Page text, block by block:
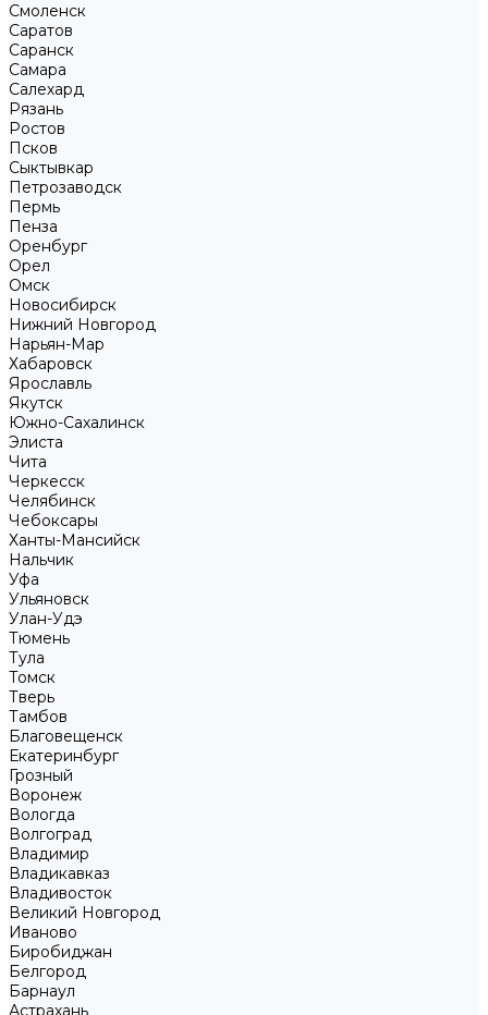
Смоленск
Саратов
Саранск
Самара
Салехард
Рязань
Ростов
Псков
Сыктывкар
Петрозаводск
Пермь
Пенза
Оренбург
Орел
Омск
Новосибирск
Нижний Новгород
Нарьян-Мар
Хабаровск
Ярославль
Якутск
Южно-Сахалинск
Элиста
Чита
Черкесск
Челябинск
Чебоксары
Ханты-Мансийск
Нальчик
Уфа
Ульяновск
Улан-Удэ
Тюмень
Тула
Томск
Тверь
Тамбов
Благовещенск
Екатеринбург
Грозный
Воронеж
Вологда
Волгоград
Владимир
Владикавказ
Владивосток
Великий Новгород
Иваново
Биробиджан
Белгород
Барнаул
Астрахань